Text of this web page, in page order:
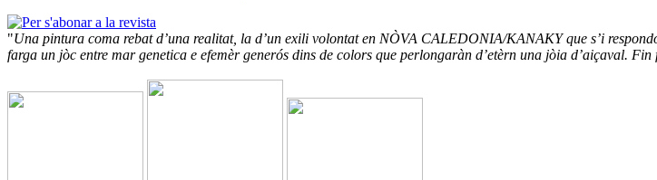
"Una pintura coma rebat d’una realitat, la d’un exili volontat en NÒVA CALEDONIA/KANAKY que s’i
farga un jòc entre mar genetica e efemèr generós dins de colors que perlongaràn d’etèrn una jòia d’aiçaval.